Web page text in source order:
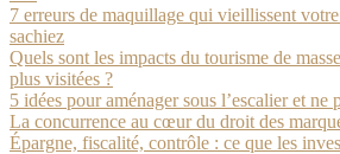
7 erreurs de maquillage qui vieillissent
sachiez
Quels sont les impacts du tourisme de
plus visitées ?
5 idées pour aménager sous l’escalier et ne
La concurrence au cœur du droit des
Épargne, fiscalité, contrôle : ce que les